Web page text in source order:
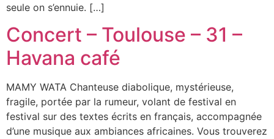
seule on s’ennuie. […]
Concert – Toulouse – 31 –
Havana café
MAMY WATA Chanteuse diabolique, mystérieuse,
fragile, portée par la rumeur, volant de festival en
festival sur des textes écrits en français, accompagnée
d’une musique aux ambiances africaines. Vous trouverez